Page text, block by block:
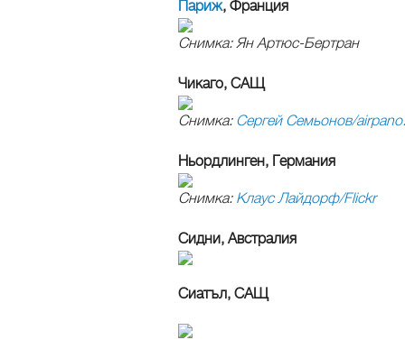
Париж, Франция
Снимка: Ян Артюс-Бертран
Чикаго, САЩ
Снимка: Сергей Семьонов/
Ньордлинген, Германия
Снимка: Клаус Лайдорф/Flickr
Сидни, Австралия
Сиатъл, САЩ